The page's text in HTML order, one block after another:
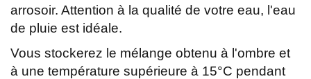
arrosoir. Attention à la qualité de votre eau, l'eau
de pluie est idéale.
Vous stockerez le mélange obtenu à l'ombre et
à une température supérieure à 15°C pendant